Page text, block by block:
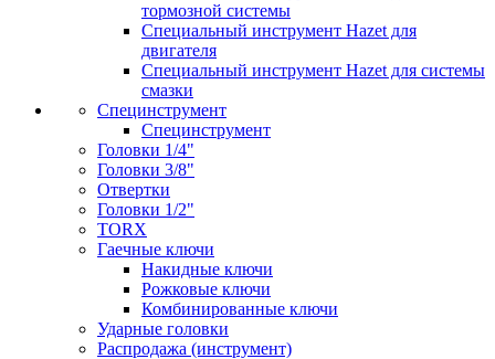
тормозной системы
Специальный инструмент Hazet для
двигателя
Специальный инструмент Hazet для системы
смазки
Специнструмент
Специнструмент
Головки 1/4"
Головки 3/8"
Отвертки
Головки 1/2"
TORX
Гаечные ключи
Накидные ключи
Рожковые ключи
Комбинированные ключи
Ударные головки
Распродажа (инструмент)